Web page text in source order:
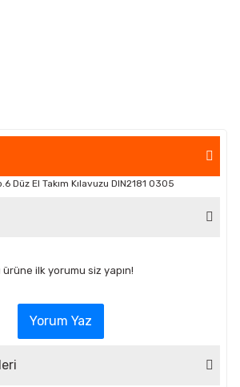
Düz El Takım Kılavuzu DIN2181 0305
ürüne ilk yorumu siz yapın!
Yorum Yaz